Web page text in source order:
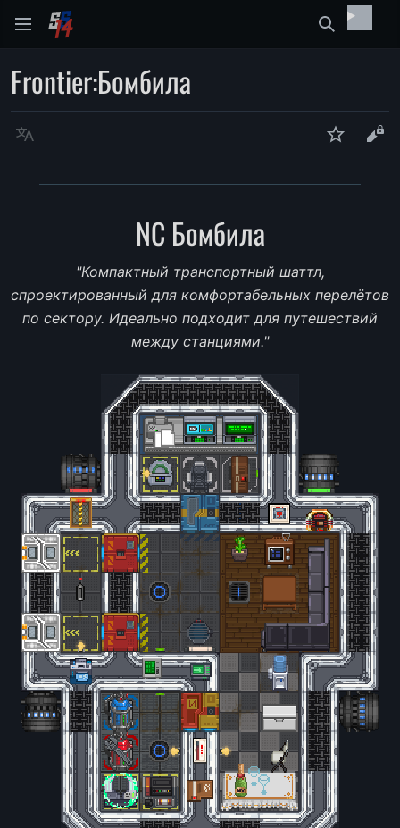
Найти
Frontier:Бомбила
Язык Следить
NC Бомбила
"Компактный транспортный шаттл,
спроектированный для комфортабельных перелётов
по сектору. Идеально подходит для путешествий
между станциями."